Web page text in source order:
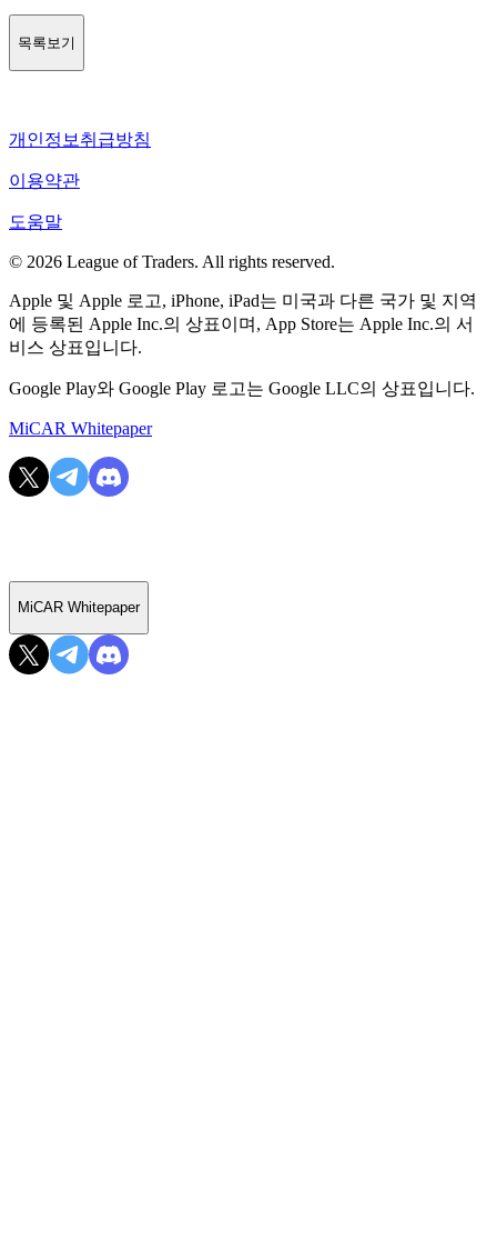
목록보기
개인정보취급방침
이용약관
도움말
© 2026 League of Traders. All rights reserved.
Apple 및 Apple 로고, iPhone, iPad는 미국과 다른 국가 및 지역
에 등록된 Apple Inc.의 상표이며, App Store는 Apple Inc.의 서
비스 상표입니다.
Google Play와 Google Play 로고는 Google LLC의 상표입니다.
MiCAR Whitepaper
MiCAR Whitepaper